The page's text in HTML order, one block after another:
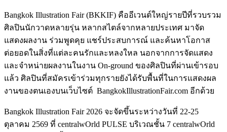
Bangkok Illustration Fair (BKKIF) คืออีเวนต์ใหญ่รายปีที่รวบรวม
ศิลปินนักวาดหลายรุ่น หลากสไตล์จากหลายประเทศ มาจัด
แสดงผลงาน ร่วมพูดคุย แชร์ประสบการณ์ และค้นหาโอกาส
ต่อยอดในสิ่งที่แต่ละคนรักและหลงใหล นอกจากการจัดแสดง
และจำหน่ายผลงานในงาน On-ground ของศิลปินที่ผ่านเข้ารอบ
แล้ว ศิลปินที่สมัครเข้าร่วมทุกรายยังได้รับพื้นที่ในการแสดงผล
งานของตนเองบนเว็บไซต์ BangkokIllustrationFair.com อีกด้วย
Bangkok Illustration Fair 2026 จะจัดขึ้นระหว่างวันที่ 22-25
ตุลาคม 2569 ที่ centralwOrld PULSE บริเวณชั้น 7 centralwOrld